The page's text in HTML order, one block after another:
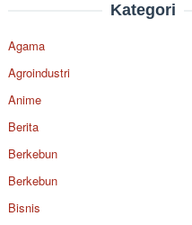
Kategori
Agama
Agroindustri
Anime
Berita
Berkebun
Berkebun
Bisnis